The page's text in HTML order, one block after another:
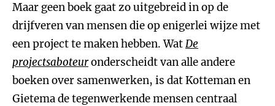
Maar geen boek gaat zo uitgebreid in op de
drijfveren van mensen die op enigerlei wijze met
een project te maken hebben. WatDe
projectsaboteuronderscheidt van alle andere
boeken over samenwerken, is dat Kotteman en
Gietema de tegenwerkende mensen centraal